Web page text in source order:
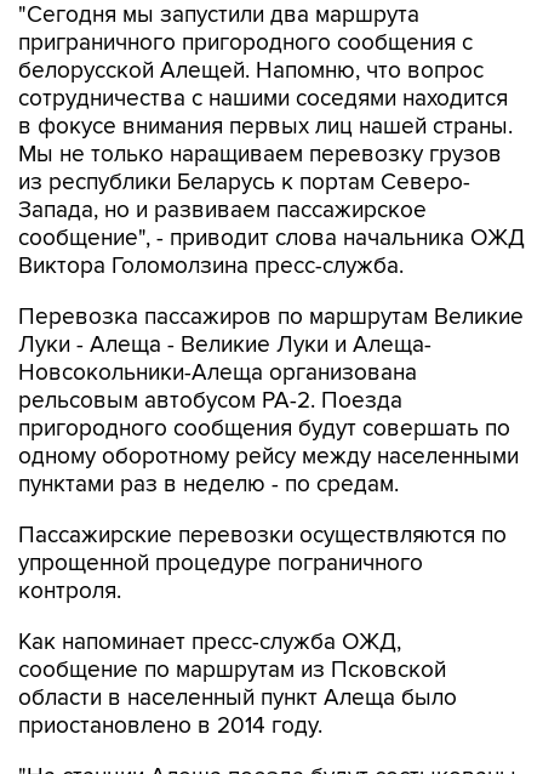
"Сегодня мы запустили два маршрута
приграничного пригородного сообщения с
белорусской Алещей. Напомню, что вопрос
сотрудничества с нашими соседями находится
в фокусе внимания первых лиц нашей страны.
Мы не только наращиваем перевозку грузов
из республики Беларусь к портам Северо-
Запада, но и развиваем пассажирское
сообщение", - приводит слова начальника ОЖД
Виктора Голомолзина пресс-служба.
Перевозка пассажиров по маршрутам Великие
Луки - Алеща - Великие Луки и Алеща-
Новсокольники-Алеща организована
рельсовым автобусом РА-2. Поезда
пригородного сообщения будут совершать по
одному оборотному рейсу между населенными
пунктами раз в неделю - по средам.
Пассажирские перевозки осуществляются по
упрощенной процедуре пограничного
контроля.
Как напоминает пресс-служба ОЖД,
сообщение по маршрутам из Псковской
области в населенный пункт Алеща было
приостановлено в 2014 году.